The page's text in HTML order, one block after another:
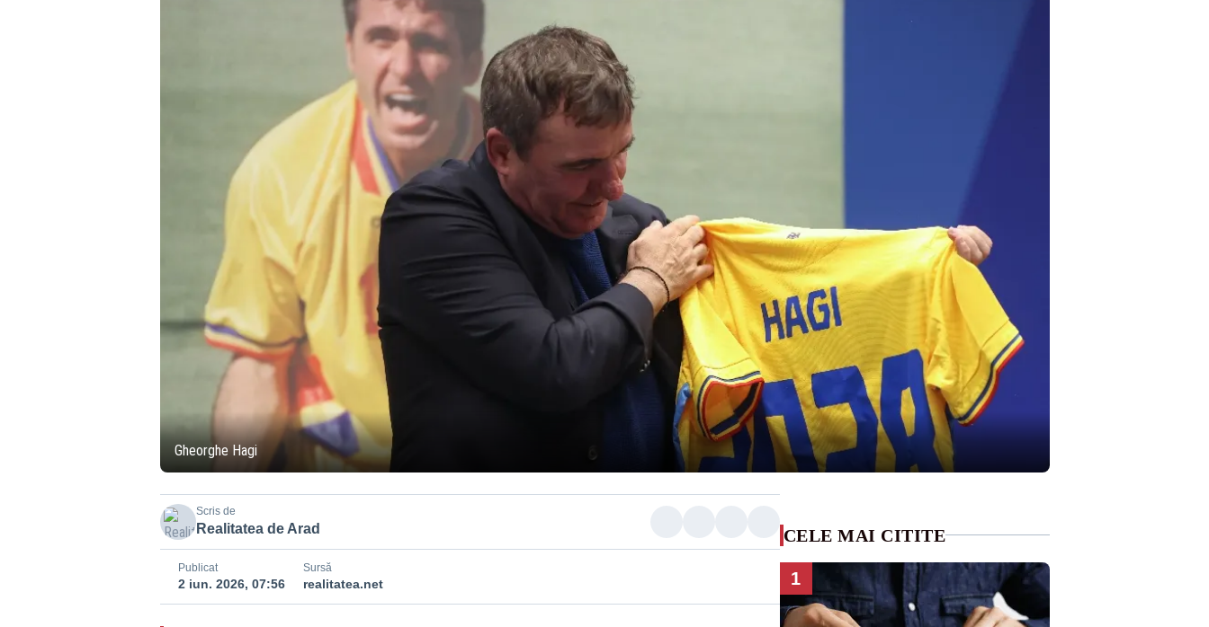
Gheorghe Hagi
Scris de
Realitatea de Arad
Publicat
2 iun. 2026, 07:56
Sursă
realitatea.net
CELE MAI CITITE
1